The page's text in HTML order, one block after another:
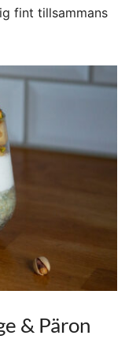
fint tillsammans
& Päron